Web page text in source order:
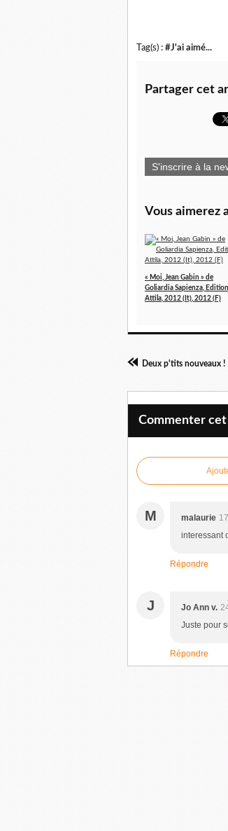
Tag(s) : #J'ai aimé...
Partager cet
S'inscrire à la
Vous aimerez
« Moi, Jean Gabin » de
Goliardia Sapienza,
Attila, 2012 (It), 2012 (F)
Deux p'tits nouveaux !
Commenter
M malaurie
interessant
Répondre
J Jo Ann v.
Juste pour
Répondre